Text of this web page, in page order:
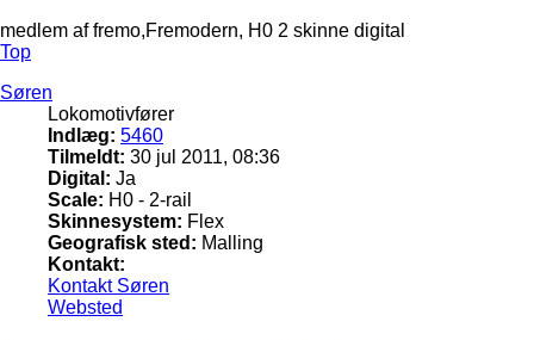
medlem af fremo,Fremodern, H0 2 skinne digital
Top
Søren
Lokomotivfører
Indlæg: 5460
Tilmeldt: 30 jul 2011, 08:36
Digital: Ja
Scale: H0 - 2-rail
Skinnesystem: Flex
Geografisk sted: Malling
Kontakt:
Kontakt Søren
Websted